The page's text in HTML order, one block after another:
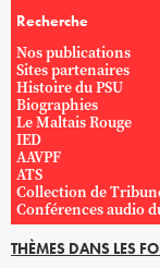
Recherche
Nos publications
Sites partenaires
Histoire du PSU
Biographies
Le Maltais Rouge
IED
AAVPF
ATS
Collection de
Conférences audio
THÈMES DANS LES